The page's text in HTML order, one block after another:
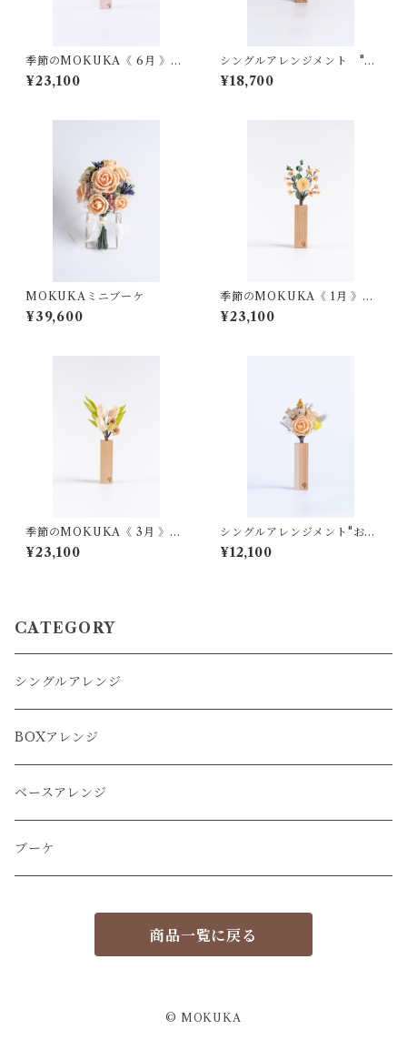
季節のMOKUKA《 6月 》バ
ラ・アジサイ
¥23,100
シングルアレンジメント "All
wood バラ"
¥18,700
MOKUKAミニブーケ
¥39,600
季節のMOKUKA《 1月 》デ
イジー・オキザリス
¥23,100
季節のMOKUKA《 3月 》チ
ューリップ・アスター
¥23,100
シングルアレンジメント"おま
かせyellow"
¥12,100
CATEGORY
シングルアレンジ
BOXアレンジ
ベースアレンジ
ブーケ
商品一覧に戻る
© MOKUKA